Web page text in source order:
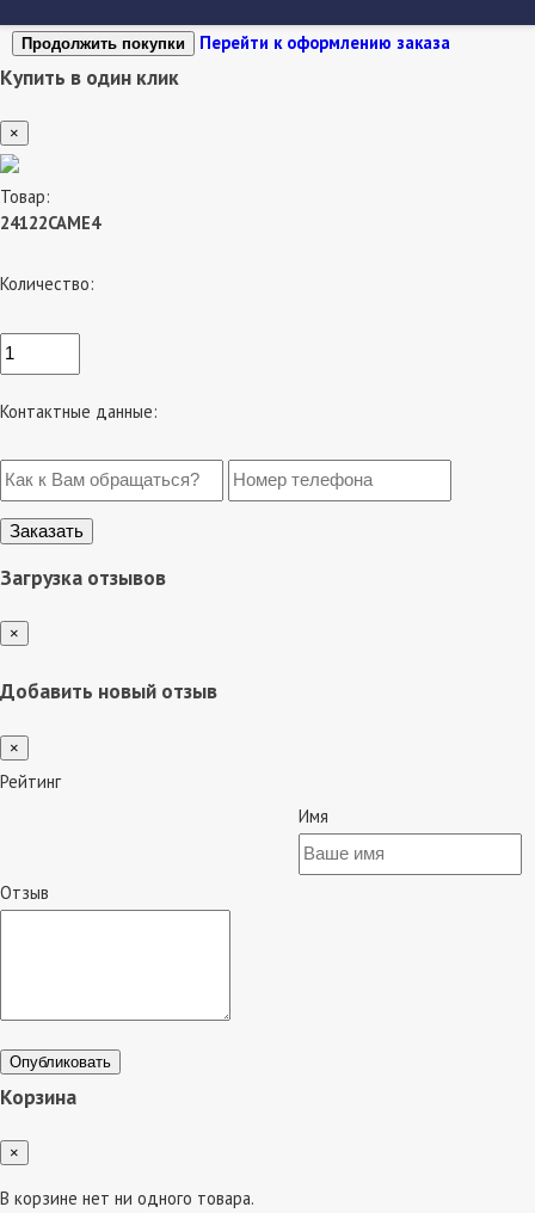
Продолжить покупки Перейти к оформлению заказа
Купить в один клик
×
Товар:
24122CAME4
Количество:
Контактные данные:
Загрузка отзывов
×
Добавить новый отзыв
×
Рейтинг
Имя
Отзыв
Опубликовать
Корзина
×
В корзине нет ни одного товара.